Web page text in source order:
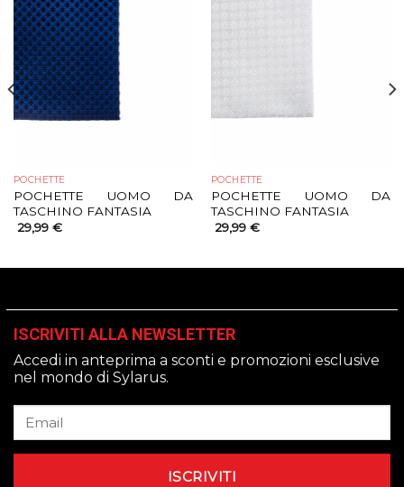
POCHETTE
POCHETTE UOMO DA
TASCHINO FANTASIA
29,99 €
POCHETTE
POCHETTE UOMO DA
TASCHINO FANTASIA
29,99 €
ISCRIVITI ALLA NEWSLETTER
Accedi in anteprima a sconti e promozioni esclusive
nel mondo di Sylarus.